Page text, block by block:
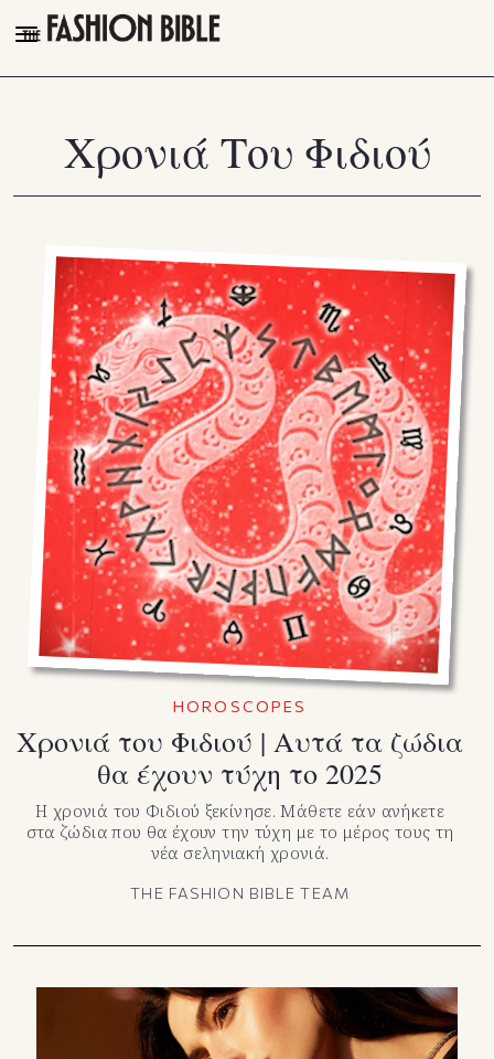
THE FASHION BIBLE
BEAUTY
PLEASURES
VIDEOS
FOLLOW
Facebook
Instagram
Youtube
TikTok
X(Twitter)
Χρονιά Του Φιδιού
HOROSCOPES
Χρονιά του Φιδιού | Αυτά τα ζώδια
θα έχουν τύχη το 2025
Η χρονιά του Φιδιού ξεκίνησε. Μάθετε εάν ανήκετε
στα ζώδια που θα έχουν την τύχη με το μέρος τους τη
νέα σεληνιακή χρονιά.
THE FASHION BIBLE TEAM